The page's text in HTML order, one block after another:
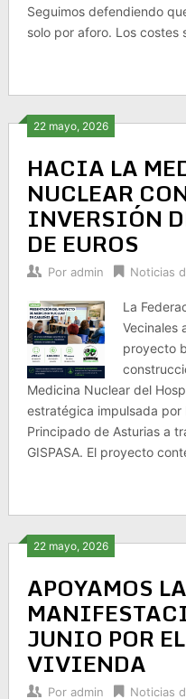
Seguimos defendiendo
solo por aforo. Los costes
22 mayo, 2026
HACIA LA
NUCLEAR
INVERSIÓN
DE EUROS
Por admin Noticias
La
Vecinales
proyecto
Medicina Nuclear del
estratégica impulsada por
Principado de Asturias a
GISPASA. El proyecto
22 mayo, 2026
APOYAMOS LA
JUNIO POR
VIVIENDA
Por admin Noticias